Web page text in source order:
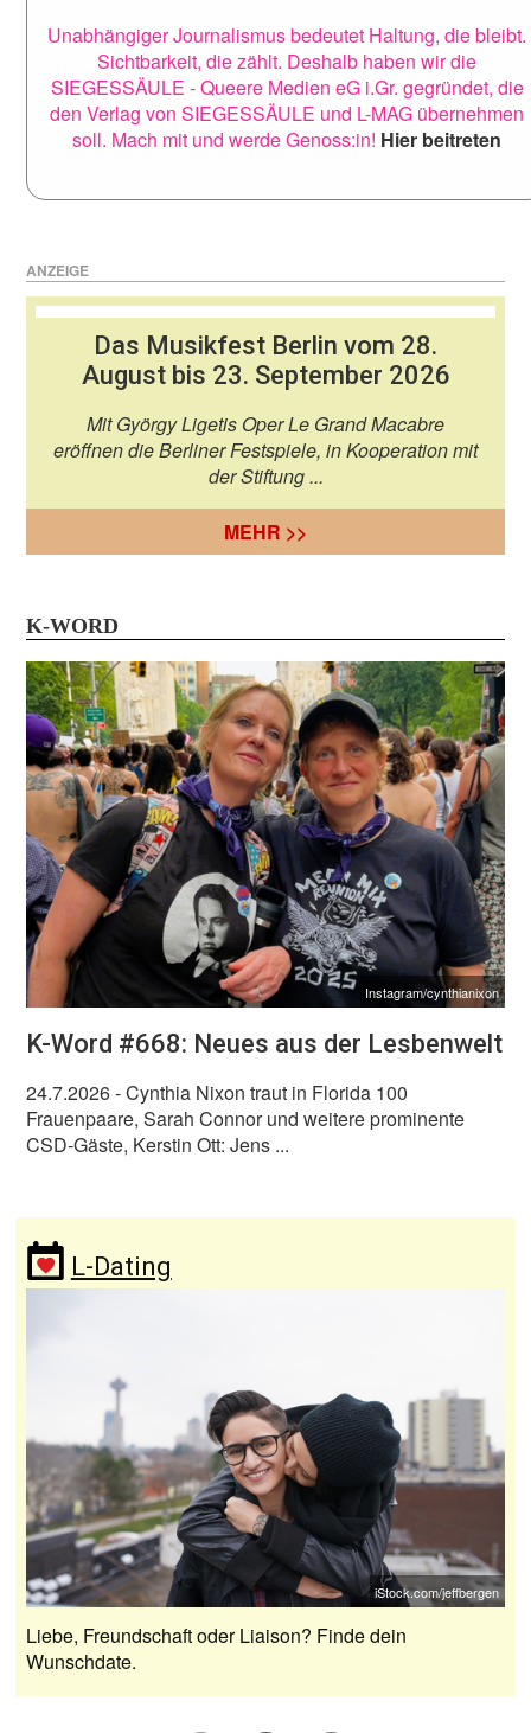
Unabhängiger Journalismus bedeutet Haltung, die bleibt.
Sichtbarkeit, die zählt. Deshalb haben wir die
SIEGESSÄULE - Queere Medien eG i.Gr. gegründet, die
den Verlag von SIEGESSÄULE und L-MAG übernehmen
soll. Mach mit und werde Genoss:in! Hier beitreten
ANZEIGE
Das Musikfest Berlin vom 28.
August bis 23. September 2026
Mit György Ligetis Oper Le Grand Macabre
eröffnen die Berliner Festspiele, in Kooperation mit
der Stiftung ...
MEHR >>
K-WORD
Instagram/cynthianixon
K-Word #668: Neues aus der Lesbenwelt
24.7.2026- Cynthia Nixon traut in Florida 100
Frauenpaare, Sarah Connor und weitere prominente
CSD-Gäste, Kerstin Ott: Jens ...
L-Dating
iStock.com/jeffbergen
Liebe, Freundschaft oder Liaison? Finde dein
Wunschdate.